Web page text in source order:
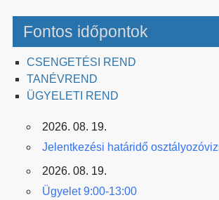
Fontos időpontok
CSENGETÉSI REND
TANÉVREND
ÜGYELETI REND
2026. 08. 19.
Jelentkezési határidő
2026. 08. 19.
Ügyelet 9:00-13:00